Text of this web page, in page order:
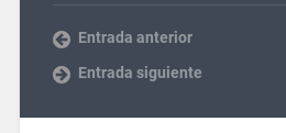
Entrada anterior
Entrada siguiente